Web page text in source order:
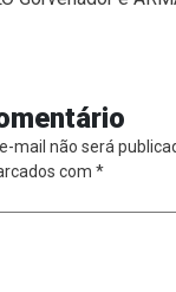
mail não será
com *